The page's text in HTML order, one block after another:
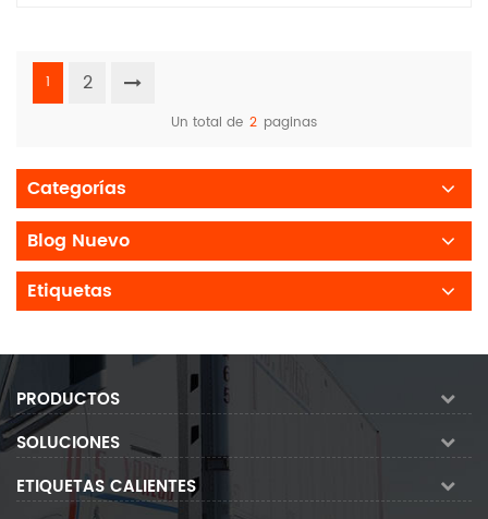
1 2
Un total de 2 paginas
Categorías
Blog Nuevo
Etiquetas
PRODUCTOS
SOLUCIONES
ETIQUETAS CALIENTES